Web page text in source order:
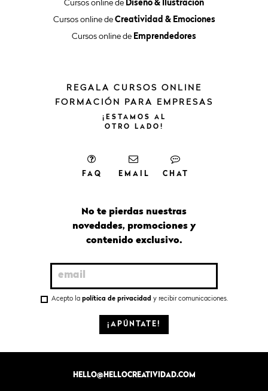
Cursos online de Diseño & Ilustración
Cursos online de Creatividad & Emociones
Cursos online de Emprendedores
REGALA CURSOS ONLINE
FORMACIÓN PARA EMPRESAS
No te pierdas nuestras
novedades, promociones y
contenido exclusivo.
Acepto la política de privacidad y recibir comunicaciones.
¡APÚNTATE!
¡ESTAMOS
AL
OTRO
LADO!
FAQ EMAIL CHAT
HELLO@HELLOCREATIVIDAD.COM